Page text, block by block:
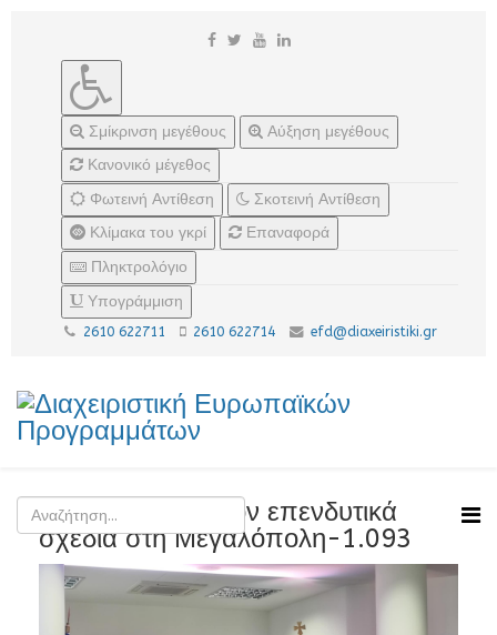
Σμίκρινση μεγέθους
Αύξηση μεγέθους
Κανονικό μέγεθος
Φωτεινή Αντίθεση
Σκοτεινή Αντίθεση
Κλίμακα του γκρί
Επαναφορά
Πληκτρολόγιο
Υπογράμμιση
2610 622711 2610 622714 efd@diaxeiristiki.gr
ΔΑΜ: 80 επιπλέον επενδυτικά
σχέδια στη Μεγαλόπολη-1.093